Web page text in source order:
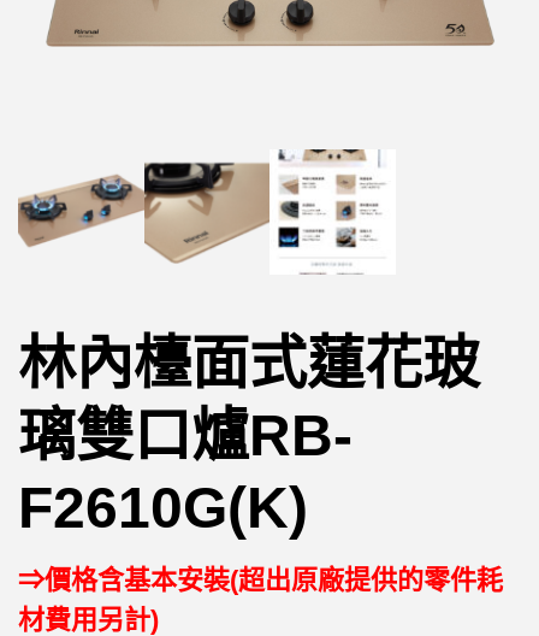
林內檯面式蓮花玻
璃雙口爐RB-
F2610G(K)
⇒價格含基本安裝(超出原廠提供的零件耗
材費用另計)